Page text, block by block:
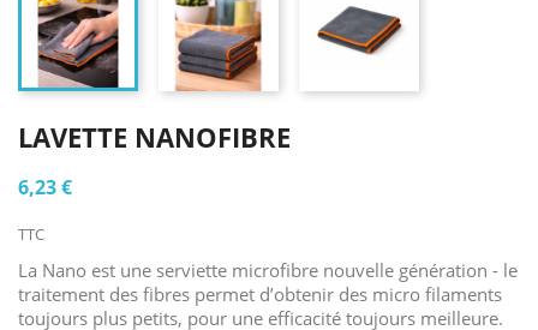
LAVETTE NANOFIBRE
6,23 €
TTC
La Nano est une serviette microfibre nouvelle génération - le
traitement des fibres permet d’obtenir des micro filaments
toujours plus petits, pour une efficacité toujours meilleure.